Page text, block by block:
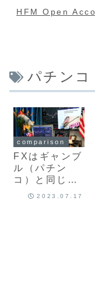
HFM Open
パチンコ
comparison
FXはギャンブ
ル（パチン
コ）と同じ？
パチンコ辞め
2023.07.17